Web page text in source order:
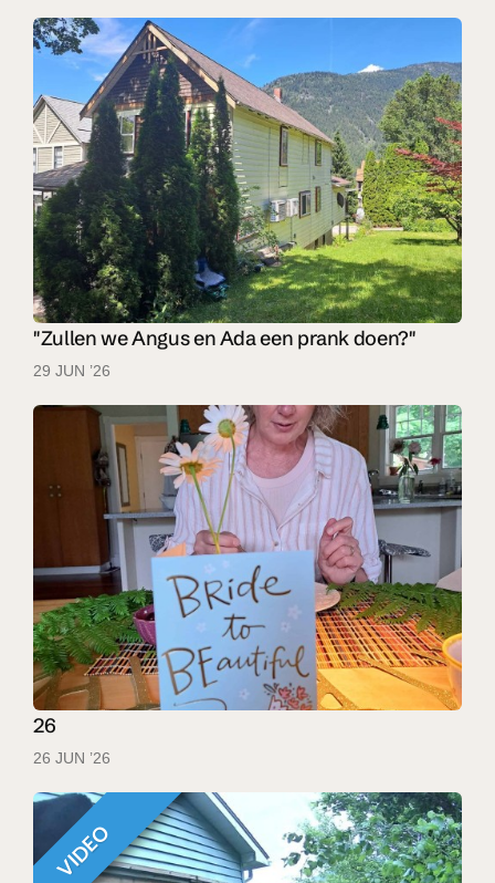
"Zullen we Angus en Ada een prank doen?"
29 JUN ’26
26
26 JUN ’26
VIDEO